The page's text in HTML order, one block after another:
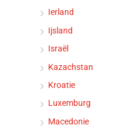
Ierland
Ijsland
Israël
Kazachstan
Kroatie
Luxemburg
Macedonie